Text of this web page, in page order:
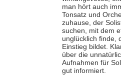
man hört auch
Tonsatz und
zuhause, der
suchen, mit dem
unglücklich finde,
Einstieg bildet.
über die
Aufnahmen für
gut informiert.